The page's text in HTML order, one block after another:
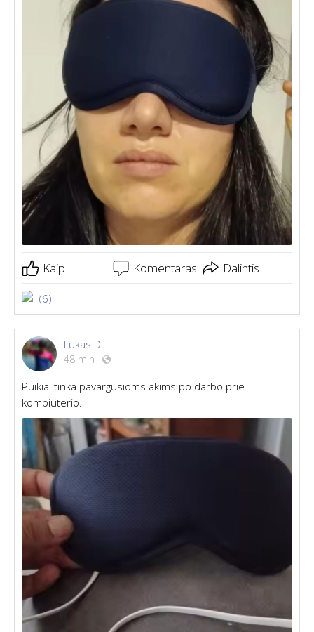
Kaip Komentaras Dalintis
(6)
Lukas D.
48 min ·
Puikiai tinka pavargusioms akims po darbo prie
kompiuterio.